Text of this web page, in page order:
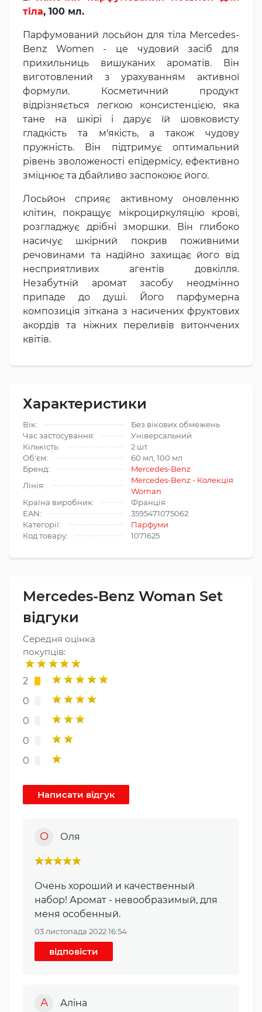
тіла, 100 мл.
Парфумований лосьйон для тіла Mercedes-
Benz Women - це чудовий засіб для
прихильниць вишуканих ароматів. Він
виготовлений з урахуванням активної
формули. Косметичний продукт
відрізняється легкою консистенцією, яка
тане на шкірі і дарує їй шовковисту
гладкість та м'якість, а також чудову
пружність. Він підтримує оптимальний
рівень зволоженості епідермісу, ефективно
зміцнює та дбайливо заспокоює його.
Лосьйон сприяє активному оновленню
клітин, покращує мікроциркуляцію крові,
розгладжує дрібні зморшки. Він глибоко
насичує шкірний покрив поживними
речовинами та надійно захищає його від
несприятливих агентів довкілля.
Незабутній аромат засобу неодмінно
припаде до душі. Його парфумерна
композиція зіткана з насичених фруктових
акордів та ніжних переливів витончених
квітів.
Характеристики
Вік:
Без вікових обмежень
Час застосування:
Універсальний
Кількість:
2 шт.
Об'єм:
60 мл, 100 мл
Бренд:
Mercedes-Benz
Лінія:
Mercedes-Benz - Колекція
Woman
Країна виробник:
Франція
EAN:
3595471075062
Категорії:
Парфуми
Код товару:
1071625
Mercedes-Benz Woman Set
відгуки
Середня оцінка
покупців:
2
0
0
0
0
О Оля
Очень хороший и качественный
набор! Аромат - невообразимый, для
меня особенный.
03 листопада 2022 16:54
відповісти
А Аліна